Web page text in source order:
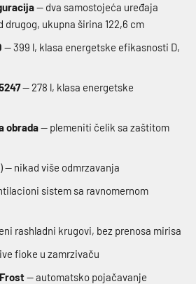
— dva samostojeća uređaja
drugog, ukupna širina 122,6 cm
— 399 l, klasa energetske efikasnosti D,
— 278 l, klasa energetske
obrada— plemeniti čelik sa zaštitom
— nikad više odmrzavanja
sistem sa ravnomernom
rashladni krugovi, bez prenosa mirisa
fioke u zamrzivaču
— automatsko pojačavanje